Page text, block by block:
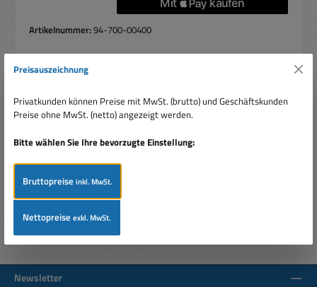
Artikelnummer:94-700-00400
Beschreibung
3,2W LED Solar-Wandleuchte mit Bewegungsmelder
Trendige neue Str…Mehr
Newsletter
Preisauszeichnung
Privatkunden können Preise mit MwSt. (brutto) und Geschäftskunden
Preise ohne MwSt. (netto) angezeigt werden.
Bitte wählen Sie Ihre bevorzugte Einstellung:
Bruttopreiseinkl. MwSt.
Nettopreiseexkl. MwSt.